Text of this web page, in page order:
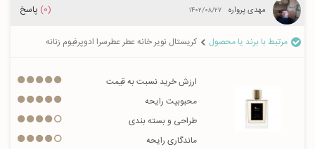
مهدی پرواره ۱۴۰۲/۰۸/۲۷ (0) پاسخ
مرتبط با برند یا محصول کریستال نویر خانه عطر عطرسرا ادوپرفیوم زنانه
ارزش خرید نسبت به قیمت
محبوبیت رایحه
طراحی و بسته بندی
ماندگاری رایحه